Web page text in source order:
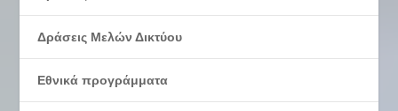
Δράσεις Μελών Δικτύου
Εθνικά προγράμματα